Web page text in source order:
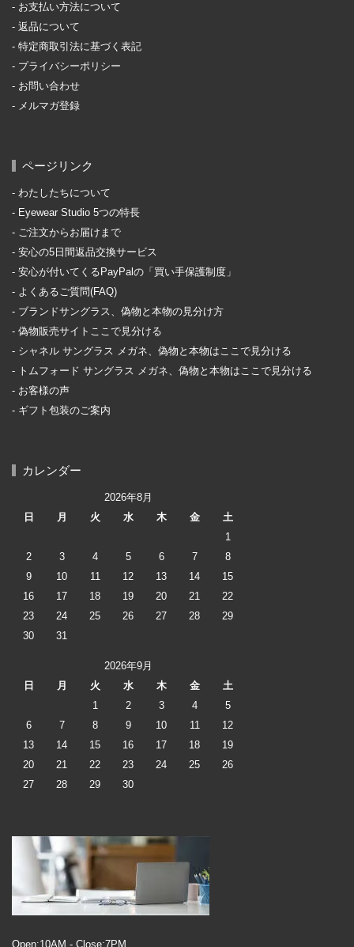
お支払い方法について
返品について
特定商取引法に基づく表記
プライバシーポリシー
お問い合わせ
メルマガ登録
ページリンク
わたしたちについて
Eyewear Studio 5つの特長
ご注文からお届けまで
安心の5日間返品交換サービス
安心が付いてくるPayPalの「買い手保護制度」
よくあるご質問(FAQ)
ブランドサングラス、偽物と本物の見分け方
偽物販売サイトここで見分ける
シャネル サングラス メガネ、偽物と本物はここで見分ける
トムフォード サングラス メガネ、偽物と本物はここで見分ける
お客様の声
ギフト包装のご案内
カレンダー
2026年8月
日
月 火 水 木 金
土
1
2
3 4 5 6 7
8
9
10 11 12 13 14
15
16
17 18 19 20 21
22
23
24 25 26 27 28
29
30
31
2026年9月
日
月 火 水 木 金
土
1
2 3 4
5
6
7 8 9 10 11
12
13
14 15 16 17 18
19
20
21 22 23 24 25
26
27
28 29 30